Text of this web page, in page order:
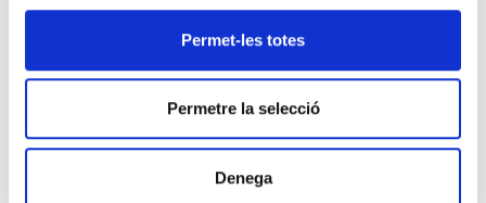
Permet-les totes
Permetre la selecció
Denega
La LLUM en l’interiorisme II